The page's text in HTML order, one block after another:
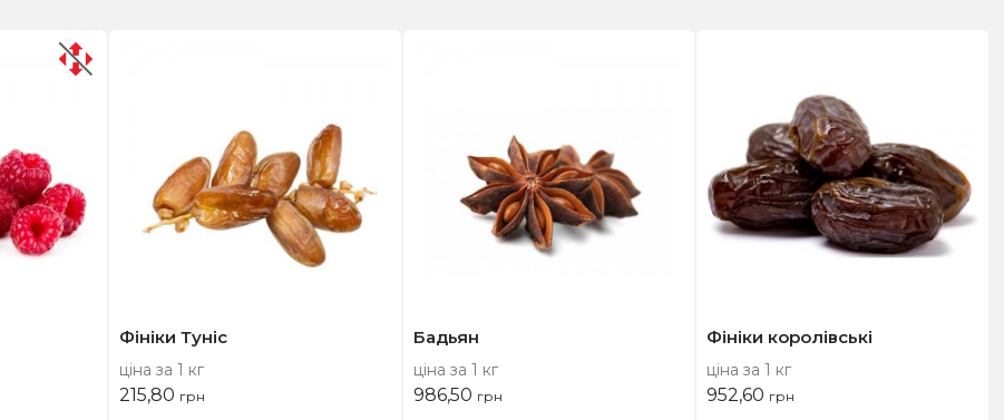
Фініки Туніс
ціна за 1 кг
215,80 грн
Бадьян
ціна за 1 кг
986,50 грн
Фініки королівські
ціна за 1 кг
952,60 грн